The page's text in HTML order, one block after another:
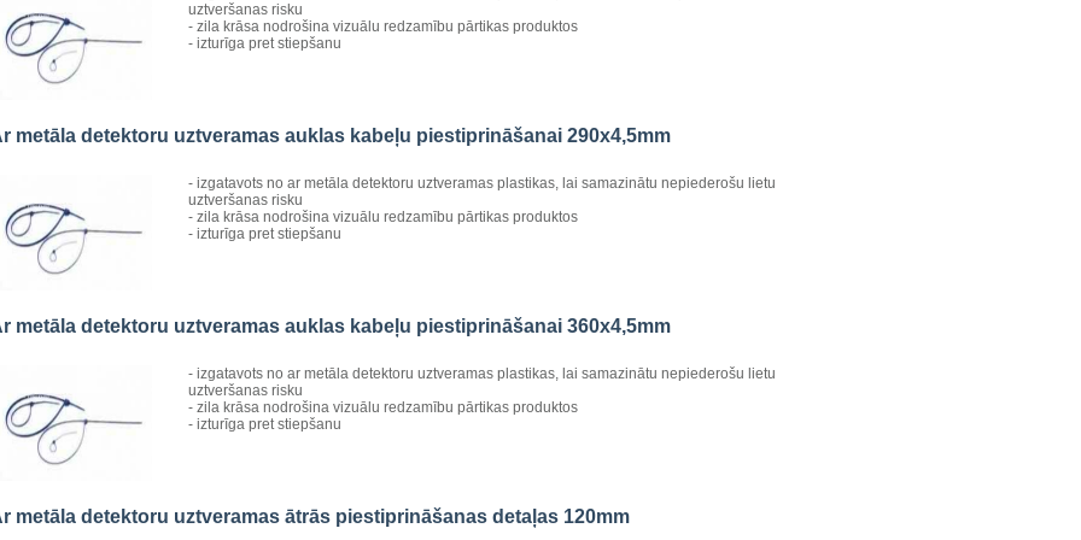
uztveršanas risku
- zila krāsa nodrošina vizuālu redzamību pārtikas produktos
- izturīga pret stiepšanu
metāla detektoru uztveramas auklas kabeļu piestiprināšanai 290x4,5mm
- izgatavots no ar metāla detektoru uztveramas plastikas, lai samazinātu nepiederošu lietu
uztveršanas risku
- zila krāsa nodrošina vizuālu redzamību pārtikas produktos
- izturīga pret stiepšanu
metāla detektoru uztveramas auklas kabeļu piestiprināšanai 360x4,5mm
- izgatavots no ar metāla detektoru uztveramas plastikas, lai samazinātu nepiederošu lietu
uztveršanas risku
- zila krāsa nodrošina vizuālu redzamību pārtikas produktos
- izturīga pret stiepšanu
metāla detektoru uztveramas ātrās piestiprināšanas detaļas 120mm